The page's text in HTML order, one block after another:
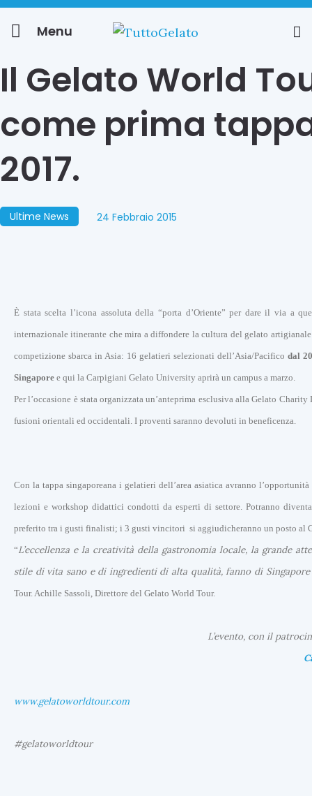
Menu
Il Gelato World
come prima
2017.
Ultime News 24 Febbraio 2015
È stata scelta l’icona assoluta della “porta d’Oriente” per dare il via a
internazionale itinerante che mira a diffondere la cultura del gelato artigianale
competizione sbarca in Asia: 16 gelatieri selezionati dell’Asia/Pacifico dal
Singapore e qui la Carpigiani Gelato University aprirà un campus a marzo.
Per l’occasione è stata organizzata un’anteprima esclusiva alla Gelato
fusioni orientali ed occidentali. I proventi saranno devoluti in beneficenza.
Con la tappa singaporeana i gelatieri dell’area asiatica avranno
lezioni e workshop didattici condotti da esperti di settore. Potranno
preferito tra i gusti finalisti; i 3 gusti vincitori si aggiudicheranno un posto al
“L’eccellenza e la creatività della gastronomia locale, la grande
stile di vita sano e di ingredienti di alta qualità, fanno di
Tour. Achille Sassoli, Direttore del Gelato World Tour.
L’evento, con il
www.gelatoworldtour.com
#gelatoworldtour